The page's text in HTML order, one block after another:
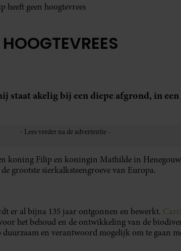
heeft geen hoogtevrees
staat akelig bij een diepe afgrond, in
koning Filip en koningin Mathilde in
grootste sierkalksteengroeve van Europa.
er al bijna 135 jaar ontgonnen en bewerkt.
het behoud en de ontwikkeling van de
en verantwoord mogelijk om te gaan